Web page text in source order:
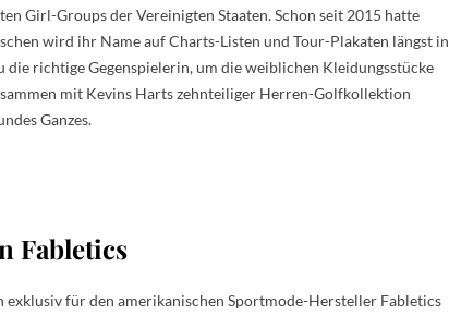
Girl-Groups der Vereinigten Staaten. Schon seit 2015 hatte
wird ihr Name auf Charts-Listen und Tour-Plakaten längst in
richtige Gegenspielerin, um die weiblichen Kleidungsstücke
mit Kevins Harts zehnteiliger Herren-Golfkollektion
Ganzes.
Fabletics
für den amerikanischen Sportmode-Hersteller Fabletics